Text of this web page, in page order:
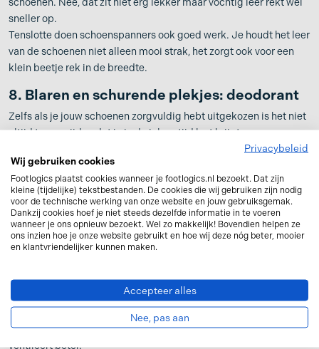
sneller op.
Tenslotte doen schoenspanners ook goed werk. Je houdt het leer
van de schoenen niet alleen mooi strak, het zorgt ook voor een
klein beetje rek in de breedte.
8. Blaren en schurende plekjes: deodorant
Zelfs als je jouw schoenen zorgvuldig hebt uitgekozen is het niet
altijd te vermijden dat je in de inlooptijd last krijgt van
geïrriteerde plekjes en/of blaren. Ook daar is een simpel trucje
voor: gebruik een deodorantroller om deze plekjes in te smeren.
Laat de deo even goed drogen aan de lucht voordat je je
schoenen aantrekt. De deo vermindert wrijving waardoor de kans
op pijnlijke plekken een stuk kleiner wordt.
9. Kies voor kwaliteit, kies leer
kunstleer. Kunstleer is op het oog niet of nauwelijks van echt leer
te onderscheiden en er is helemaal niets mis mee! Toch is het
aan te raden om schoenen te kiezen waarvan het bovenmateriaal
en de voering van echt leer zijn. Echt leer is duurzaam en
ventileert beter.
Privacybeleid
Wij gebruiken cookies
Footlogics plaatst cookies wanneer je footlogics.nl bezoekt. Dat zijn
kleine (tijdelijke) tekstbestanden. De cookies die wij gebruiken zijn nodig
voor de technische werking van onze website en jouw gebruiksgemak.
Dankzij cookies hoef je niet steeds dezelfde informatie in te voeren
wanneer je ons opnieuw bezoekt. Wel zo makkelijk! Bovendien helpen ze
ons inzien hoe je onze website gebruikt en hoe wij deze nóg beter, mooier
en klantvriendelijker kunnen maken.
Accepteer alles
Nee, pas aan